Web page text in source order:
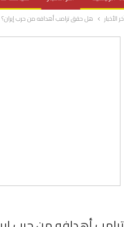
صحة وتغذية
المرأة والحياة الأخبار هل حقق ترامب أهدافه من حرب إيران؟